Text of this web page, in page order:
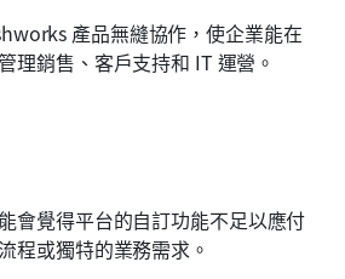
產品無縫協作，使企業能在
理銷售、客戶支持和 IT 運營。
會覺得平台的自訂功能不足以應付
程或獨特的業務需求。